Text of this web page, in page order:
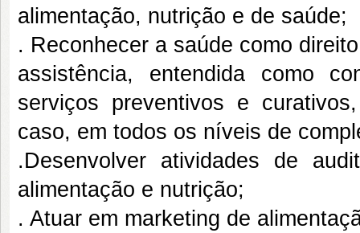
alimentação, nutrição e de saúde;
. Reconhecer a saúde como
assistência, entendida como
serviços preventivos e
caso, em todos os níveis de
.Desenvolver atividades de
alimentação e nutrição;
. Atuar em marketing de